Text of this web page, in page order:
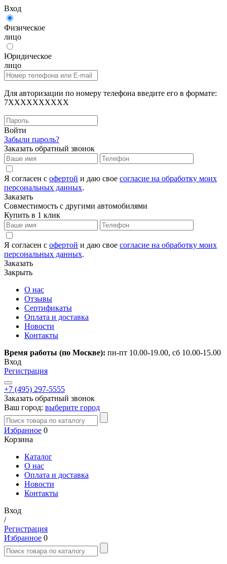
Вход
Физическое
лицо
Юридическое
лицо
Для авторизации по номеру телефона введите его в формате:
7XXXXXXXXXX
Войти
Забыли пароль?
Заказать обратный звонок
Я согласен с офертой и даю свое согласие на обработку моих
персональных данных.
Заказать
Совместимость с другими автомобилями
Купить в 1 клик
Я согласен с офертой и даю свое согласие на обработку моих
персональных данных.
Заказать
Закрыть
О нас
Отзывы
Сертификаты
Оплата и доставка
Новости
Контакты
Время работы (по Москве): пн-пт 10.00-19.00, сб 10.00-15.00
Вход
Регистрация
+7 (495) 297-5555
Заказать обратный звонок
Ваш город: выберите город
Избранное 0
Корзина
Каталог
О нас
Оплата и доставка
Новости
Контакты
Вход
/
Регистрация
Избранное 0